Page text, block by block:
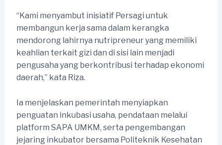
“Kami menyambut inisiatif Persagi untuk
membangun kerja sama dalam kerangka
mendorong lahirnya nutripreneur yang memiliki
keahlian terkait gizi dan di sisi lain menjadi
pengusaha yang berkontribusi terhadap ekonomi
daerah,” kata Riza.
Ia menjelaskan pemerintah menyiapkan
penguatan inkubasi usaha, pendataan melalui
platform SAPA UMKM, serta pengembangan
jejaring inkubator bersama Politeknik Kesehatan